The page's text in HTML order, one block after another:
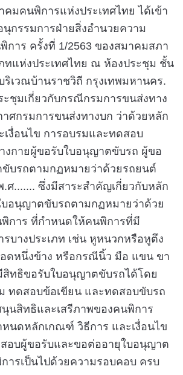
คมคนพิการแห่งประเทศไทย ได้เข้า
กรรมการฝ่ายสิ่งอำนวยความ
การ ครั้งที่ 1/2563 ของสมาคมสภา
ทแห่งประเทศไทย ณ ห้องประชุม ชั้น
ริเวณบ้านราชวิถี กรุงเทพมหานคร.
ะชุมเกี่ยวกับกรณีกรมการขนส่งทาง
าศกรมการขนส่งทางบก ว่าด้วยหลัก
งื่อนไข การอบรมและทดสอบ
งกายผู้ขอรับใบอนุญาตขับรถ ผู้ขอ
บรถตามกฏหมายว่าด้วยรถยนต์
ศ....... ซึ่งมีสาระสำคัญเกี่ยวกับหลัก
อนุญาตขับรถตามกฏหมายว่าด้วย
การ ที่กำหนดให้คนพิการที่มี
บางประเภท เช่น หูหนวกหรือหูตึง
ดหนึ่งข้าง หรือกรณีนิ้ว มือ แขน ขา
สิทธิขอรับใบอนุญาตขับรถได้โดย
ทดสอบข้อเขียน และทดสอบขับรถ
นุนสิทธิและเสรีภาพของคนพิการ
หนดหลักเกณฑ์ วิธีการ และเงื่อนไข
อบผู้ขอรับและขอต่ออายุใบอนุญาต
ารเป็นไปด้วยความรอบคอบ ครบ